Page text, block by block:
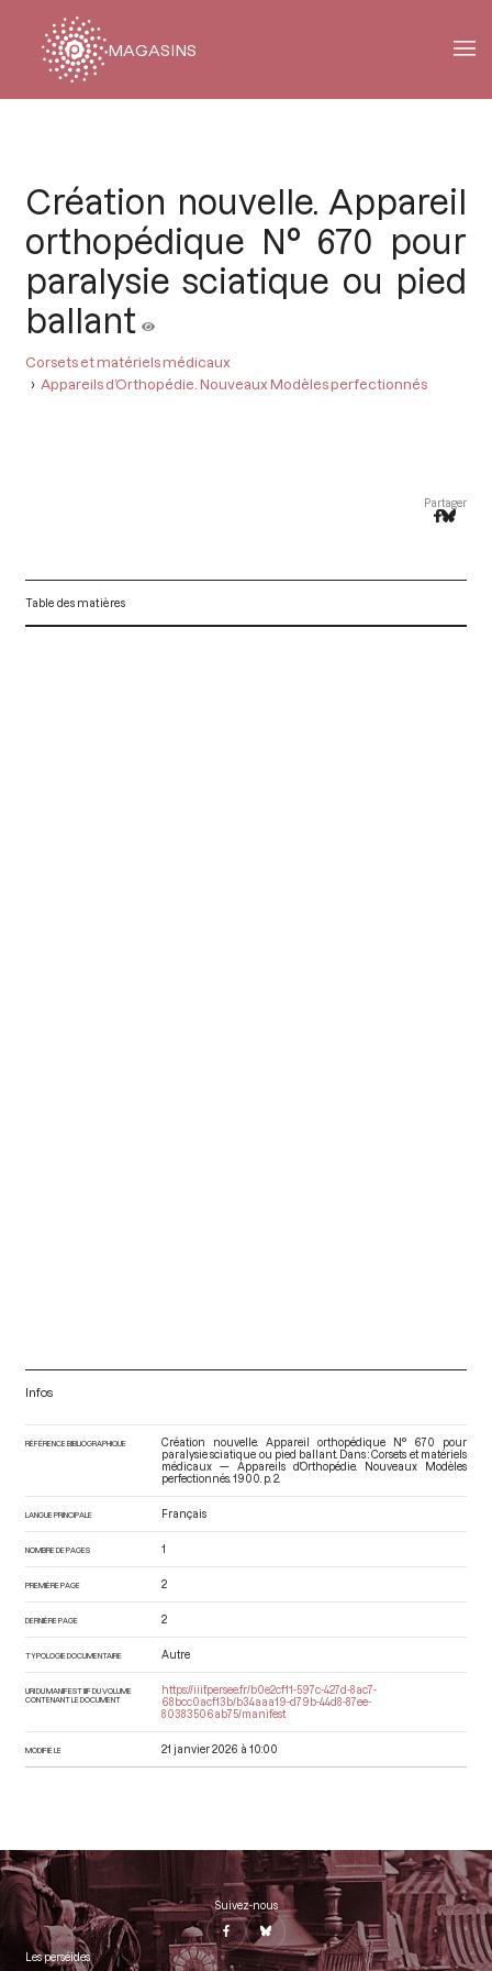
MAGASINS
Création nouvelle. Appareil
orthopédique N° 670 pour
paralysie sciatique ou pied
ballant
Corsets et matériels médicaux
Appareils d’Orthopédie. Nouveaux Modèles perfectionnés
Partager
Table des matières
Infos
RÉFÉRENCE BIBLIOGRAPHIQUE
Création nouvelle. Appareil orthopédique N° 670 pour
paralysie sciatique ou pied ballant. Dans : Corsets et matériels
médicaux — Appareils d’Orthopédie. Nouveaux Modèles
perfectionnés . 1900. p. 2.
LANGUE PRINCIPALE Français
NOMBRE DE PAGES 1
PREMIÈRE PAGE 2
DERNIÈRE PAGE 2
TYPOLOGIE DOCUMENTAIRE Autre
URI DU MANIFEST IIIF DU VOLUME
CONTENANT LE DOCUMENT
https://iiif.persee.fr/b0e2cf11-597c-427d-8ac7-
68bcc0acf13b/b34aaa19-d79b-44d8-87ee-
80383506ab75/manifest
MODIFIÉ LE 21 janvier 2026 à 10:00
Suivez-nous
Les perséides